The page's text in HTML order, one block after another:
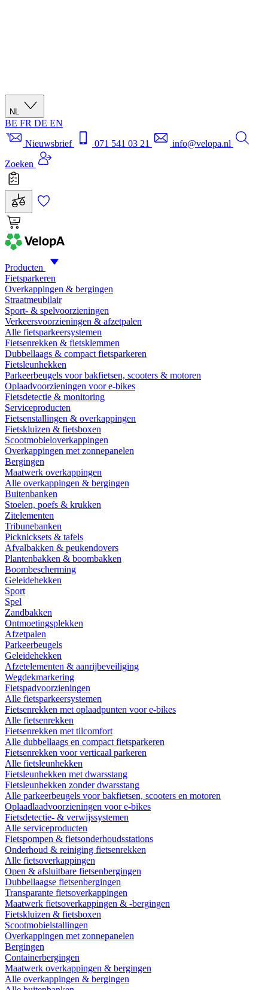
NL
BE FR DE EN
Nieuwsbrief
071 541 03 21
info@velopa.nl
Zoeken
Producten
Fietsparkeren
Overkappingen & bergingen
Straatmeubilair
Sport- & spelvoorzieningen
Verkeersvoorzieningen & afzetpalen
Alle fietsparkeersystemen
Fietsenrekken & fietsklemmen
Dubbellaags & compact fietsparkeren
Fietsleunhekken
Parkeerbeugels voor bakfietsen, scooters & motoren
Oplaadvoorzieningen voor e-bikes
Fietsdetectie & monitoring
Serviceproducten
Fietsenstallingen & overkappingen
Fietskluizen & fietsboxen
Scootmobieloverkappingen
Overkappingen met zonnepanelen
Bergingen
Maatwerk overkappingen
Alle overkappingen & bergingen
Buitenbanken
Stoelen, poefs & krukken
Zitelementen
Tribunebanken
Picknicksets & tafels
Afvalbakken & peukendovers
Plantenbakken & boombakken
Boombescherming
Geleidehekken
Sport
Spel
Zandbakken
Ontmoetingsplekken
Afzetpalen
Parkeerbeugels
Geleidehekken
Afzetelementen & aanrijbeveiliging
Wegdekmarkering
Fietspadvoorzieningen
Alle fietsparkeersystemen
Fietsenrekken met oplaadpunten voor e-bikes
Alle fietsenrekken
Fietsenrekken met tilcomfort
Alle dubbellaags en compact fietsparkeren
Fietsenrekken voor verticaal parkeren
Alle fietsleunhekken
Fietsleunhekken met dwarsstang
Fietsleunhekken zonder dwarsstang
Alle parkeerbeugels voor bakfietsen, scooters en motoren
Oplaadlaadvoorzieningen voor e-bikes
Fietsdetectie- & verwijssystemen
Alle serviceproducten
Fietspompen & fietsonderhoudsstations
Onderhoud & reiniging fietsenrekken
Alle fietsoverkappingen
Open & afsluitbare fietsenbergingen
Dubbellaagse fietsenbergingen
Transparante fietsoverkappingen
Maatwerk fietsoverkappingen & -bergingen
Fietskluizen & fietsboxen
Scootmobielstallingen
Overkappingen met zonnepanelen
Bergingen
Containerbergingen
Maatwerk overkappingen & bergingen
Alle overkappingen & bergingen